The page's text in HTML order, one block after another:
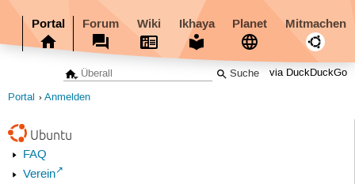
Portal Forum Wiki Ikhaya Planet Mitmachen
via DuckDuckGo
Portal Anmelden
Ubuntu
FAQ
Verein